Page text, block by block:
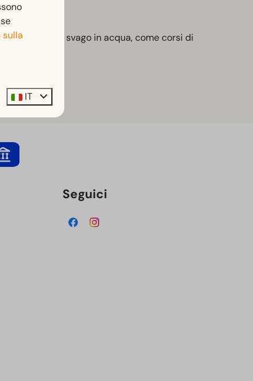
possibilità di svago in acqua, come corsi di
Seguici
IT